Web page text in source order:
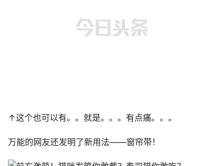
↑这个也可以有。。就是。。。有点痛。。。
万能的网友还发明了新用法——窗帘带！